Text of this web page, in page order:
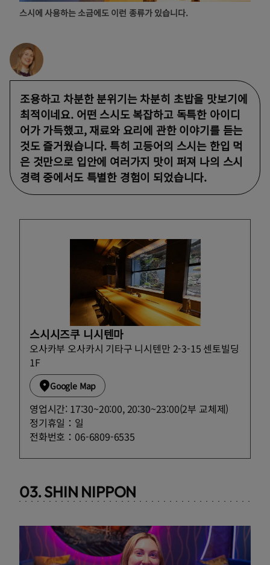
스시에 사용하는 소금에도 이런 종류가 있습니다.
조용하고 차분한 분위기는 차분히 초밥을 맛보기에
최적이네요. 어떤 스시도 복잡하고 독특한 아이디
어가 가득했고, 재료와 요리에 관한 이야기를 듣는
것도 즐거웠습니다. 특히 고등어의 스시는 한입 먹
은 것만으로 입안에 여러가지 맛이 퍼져 나의 스시
경력 중에서도 특별한 경험이 되었습니다.
스시시즈쿠 니시텐마
오사카부 오사카시 기타구 니시텐만 2-3-15 센토빌딩
1F
Google Map
영업시간: 17:30~20:00, 20:30~23:00(2부 교체제)
정기휴일：일
전화번호：06-6809-6535
03. SHIN NIPPON